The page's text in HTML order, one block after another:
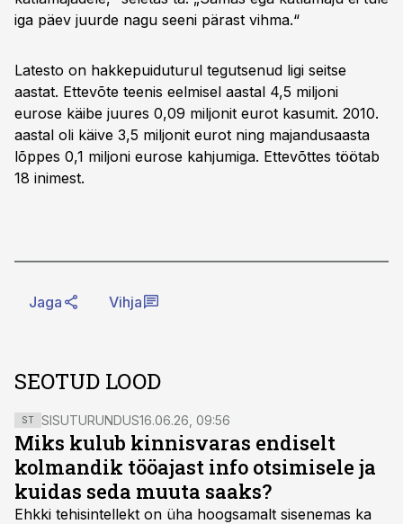
iga päev juurde nagu seeni pärast vihma.“
Latesto on hakkepuiduturul tegutsenud ligi seitse
aastat. Ettevõte teenis eelmisel aastal 4,5 miljoni
eurose käibe juures 0,09 miljonit eurot kasumit. 2010.
aastal oli käive 3,5 miljonit eurot ning majandusaasta
lõppes 0,1 miljoni eurose kahjumiga. Ettevõttes töötab
18 inimest.
Jaga Vihja
SEOTUD LOOD
ST SISUTURUNDUS16.06.26, 09:56
Miks kulub kinnisvaras endiselt
kolmandik tööajast info otsimisele ja
kuidas seda muuta saaks?
Ehkki tehisintellekt on üha hoogsamalt sisenemas ka